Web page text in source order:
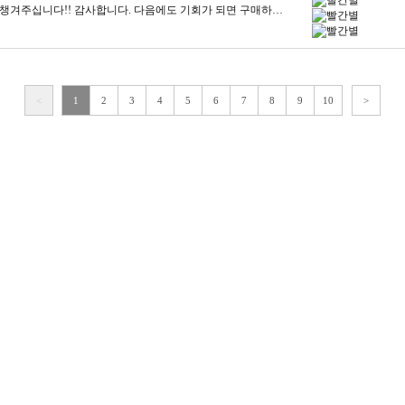
전체 포장도 꼼꼼하게 해주시고, 박스도 전부 챙겨주십니다!! 감사합니다. 다음에도 기회가 되면 구매하겠습니다!!
< 1 2 3 4 5 6 7 8 9 10 >